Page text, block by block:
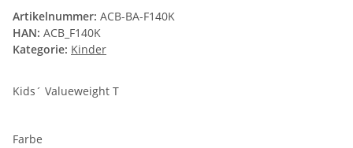
Artikelnummer: ACB-BA-F140K
HAN: ACB_F140K
Kategorie: Kinder
Kids´ Valueweight T
Farbe